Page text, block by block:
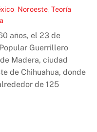
Noroeste ,Teoría
años, el 23 de
Guerrillero
Madera, ciudad
de Chihuahua, donde
de 125